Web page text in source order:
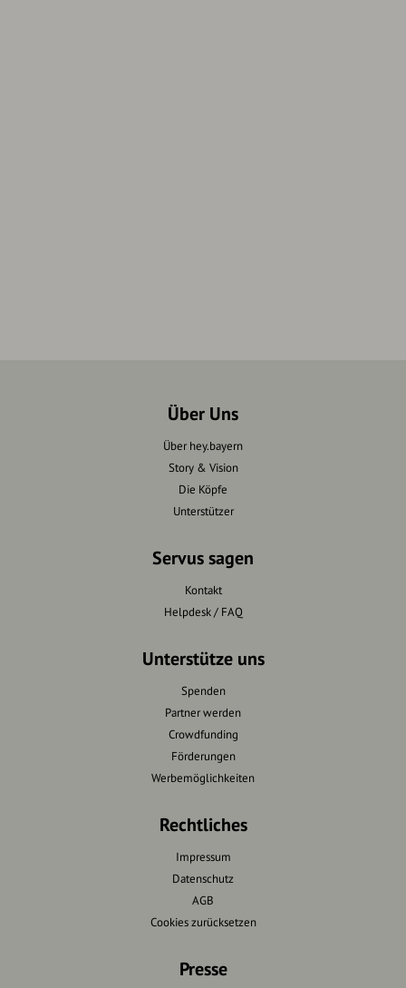
Über Uns
Über hey.bayern
Story & Vision
Die Köpfe
Unterstützer
Servus sagen
Kontakt
Helpdesk / FAQ
Unterstütze uns
Spenden
Partner werden
Crowdfunding
Förderungen
Werbemöglichkeiten
Rechtliches
Impressum
Datenschutz
AGB
Cookies zurücksetzen
Presse